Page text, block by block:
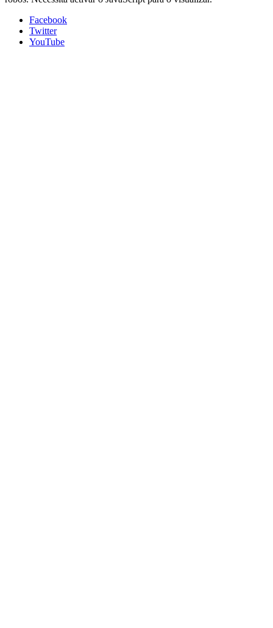
Facebook
Twitter
YouTube